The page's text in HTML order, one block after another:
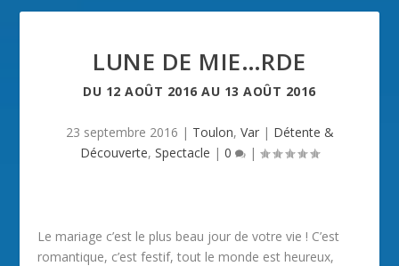
LUNE DE MIE…RDE
DU 12 AOÛT 2016 AU 13 AOÛT 2016
23 septembre 2016 | Toulon, Var| Détente &
Découverte, Spectacle | 0 |
Le mariage c’est le plus beau jour de votre vie ! C’est
romantique, c’est festif, tout le monde est heureux,